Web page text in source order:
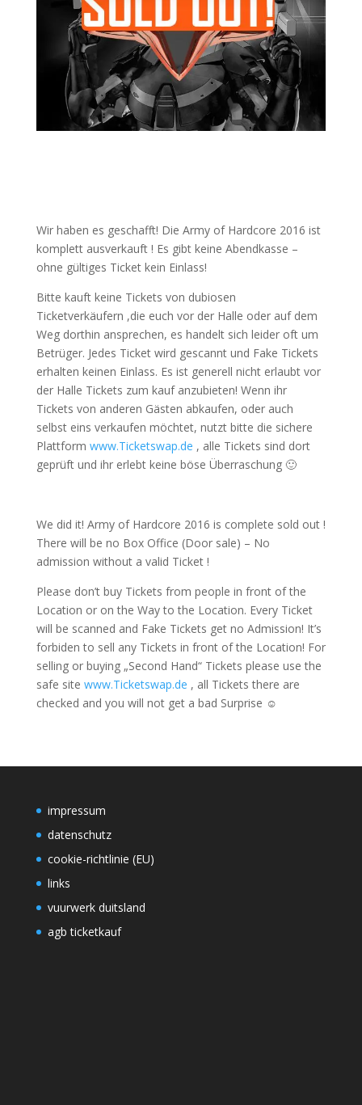
Wir haben es geschafft! Die Army of Hardcore 2016 ist
komplett ausverkauft ! Es gibt keine Abendkasse –
ohne gültiges Ticket kein Einlass!
Bitte kauft keine Tickets von dubiosen
Ticketverkäufern ,die euch vor der Halle oder auf dem
Weg dorthin ansprechen, es handelt sich leider oft um
Betrüger. Jedes Ticket wird gescannt und Fake Tickets
erhalten keinen Einlass. Es ist generell nicht erlaubt vor
der Halle Tickets zum kauf anzubieten! Wenn ihr
Tickets von anderen Gästen abkaufen, oder auch
selbst eins verkaufen möchtet, nutzt bitte die sichere
Plattform www.Ticketswap.de , alle Tickets sind dort
geprüft und ihr erlebt keine böse Überraschung 🙂
We did it! Army of Hardcore 2016 is complete sold out !
There will be no Box Office (Door sale) – No
admission without a valid Ticket !
Please don’t buy Tickets from people in front of the
Location or on the Way to the Location. Every Ticket
will be scanned and Fake Tickets get no Admission! It’s
forbiden to sell any Tickets in front of the Location! For
selling or buying „Second Hand“ Tickets please use the
safe site www.Ticketswap.de , all Tickets there are
checked and you will not get a bad Surprise ☺
impressum
datenschutz
cookie-richtlinie (EU)
links
vuurwerk duitsland
agb ticketkauf